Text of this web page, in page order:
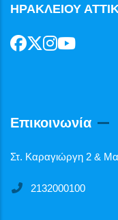
ΗΡΑΚΛΕΙΟΥ
Επικοινωνία
Στ. Καραγιώργη 2 &
2132000100